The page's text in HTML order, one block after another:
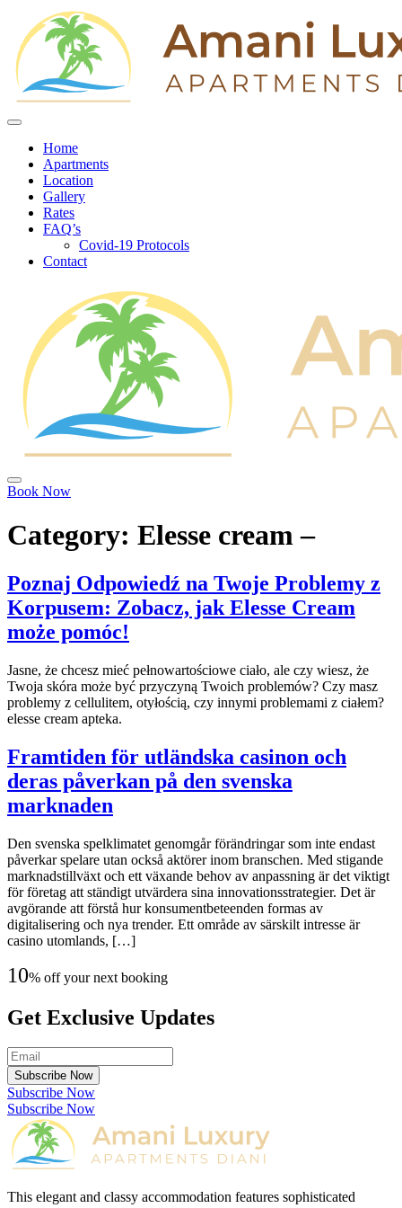
Home
Apartments
Location
Gallery
Rates
FAQ’s
Covid-19 Protocols
Contact
Book Now
Category: Elesse cream –
Poznaj Odpowiedź na Twoje Problemy z
Korpusem: Zobacz, jak Elesse Cream
może pomóc!
Jasne, że chcesz mieć pełnowartościowe ciało, ale czy wiesz, że
Twoja skóra może być przyczyną Twoich problemów? Czy masz
problemy z cellulitem, otyłością, czy innymi problemami z ciałem?
elesse cream apteka.
Framtiden för utländska casinon och
deras påverkan på den svenska
marknaden
Den svenska spelklimatet genomgår förändringar som inte endast
påverkar spelare utan också aktörer inom branschen. Med stigande
marknadstillväxt och ett växande behov av anpassning är det viktigt
för företag att ständigt utvärdera sina innovationsstrategier. Det är
avgörande att förstå hur konsumentbeteenden formas av
digitalisering och nya trender. Ett område av särskilt intresse är
casino utomlands, […]
10% off your next booking
Get Exclusive Updates
Subscribe Now
Subscribe Now
Subscribe Now
This elegant and classy accommodation features sophisticated